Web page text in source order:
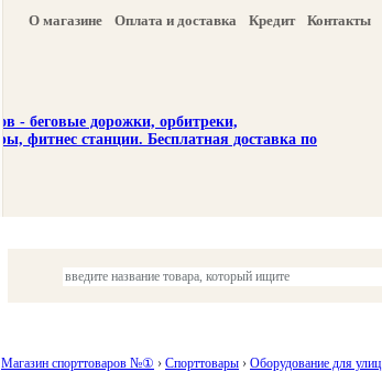
О магазине Оплата и доставка Кредит Контакты
Магазин спорттоваров №① › Спорттовары › Оборудование для улиц